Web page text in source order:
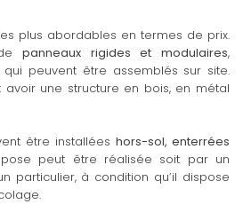
plus abordables en termes de prix.
depanneaux rigides et modulaires,
peuvent être assemblés sur site.
une structure en bois, en métal
être installées hors-sol, enterrées
peut être réalisée soit par un
particulier, à condition qu’il dispose